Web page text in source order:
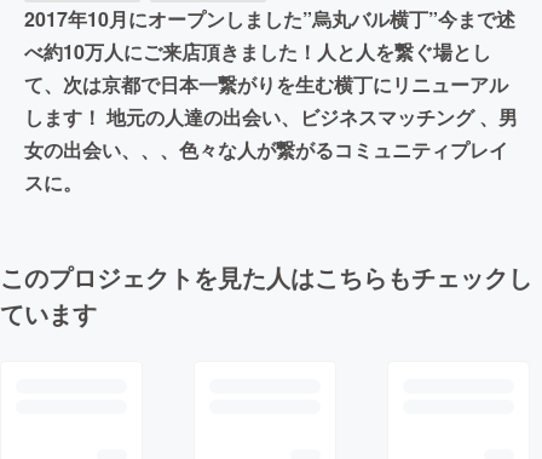
2017年10月にオープンしました”烏丸バル横丁”今まで述
べ約10万人にご来店頂きました！人と人を繋ぐ場とし
て、次は京都で日本一繋がりを生む横丁にリニューアル
します！ 地元の人達の出会い、ビジネスマッチング 、男
女の出会い、、、色々な人が繋がるコミュニティプレイ
スに。
このプロジェクトを見た人はこちらもチェックし
ています